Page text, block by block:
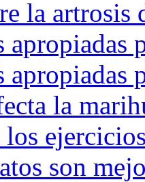
la artrosis
apropiadas
apropiadas
la
los
son